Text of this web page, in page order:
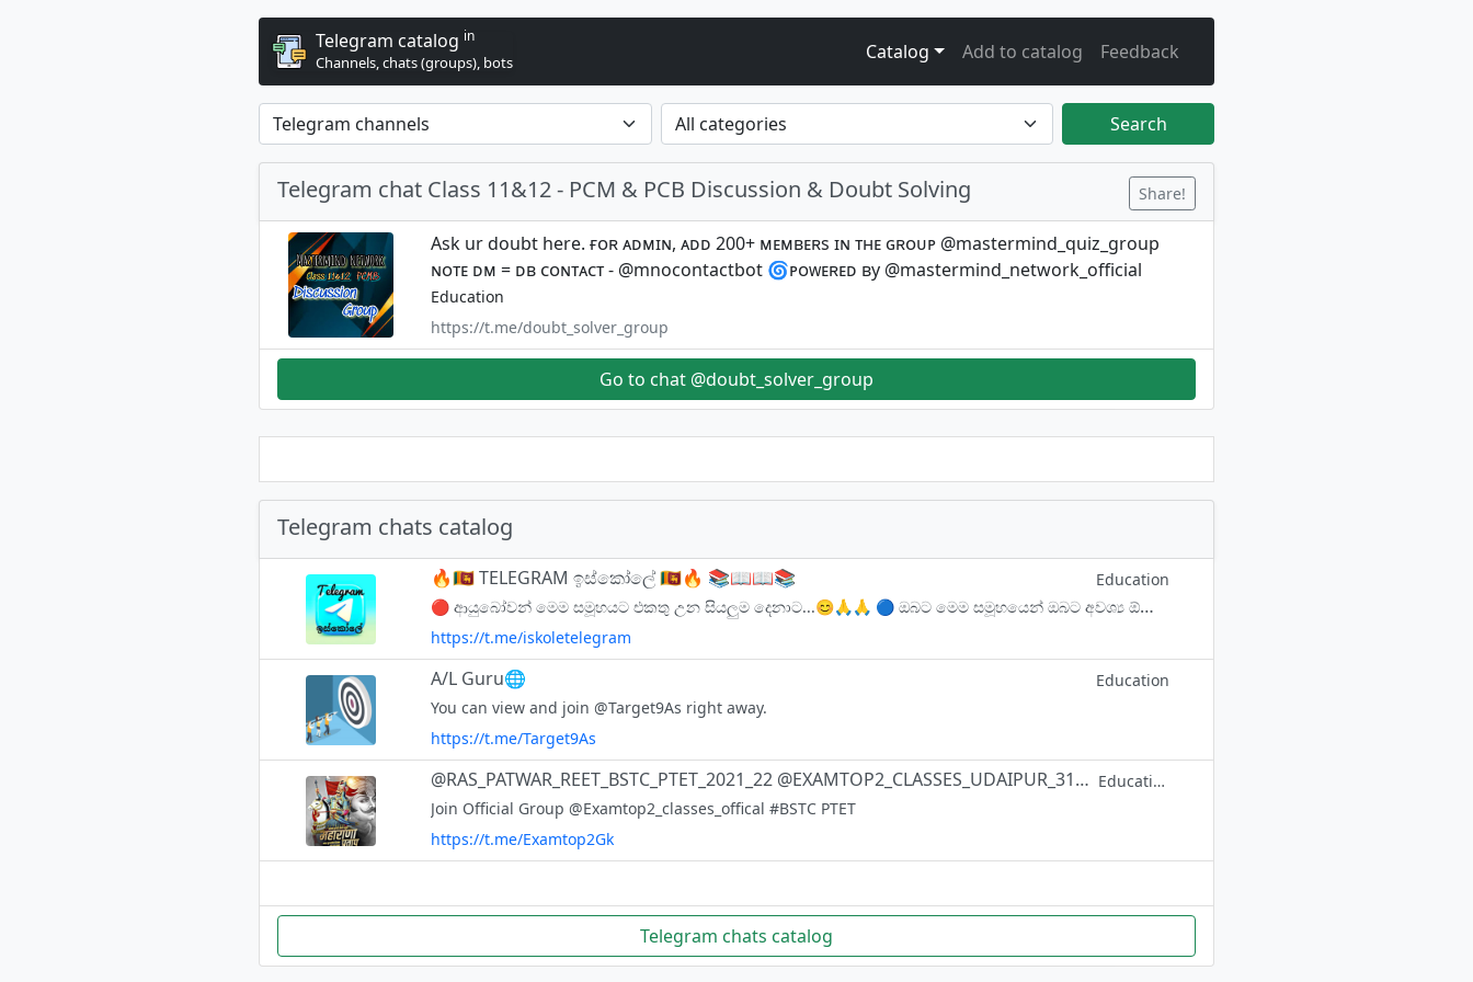
Telegram catalog in
Channels, chats (groups), bots Catalog Add to catalog Feedback
Search
Telegram chat Class 11&12 - PCM & PCB Discussion & Doubt Solving Share!
Ask ur doubt here. ғᴏʀ ᴀᴅᴍɪɴ, ᴀᴅᴅ 200+ ᴍᴇᴍʙᴇʀs ɪɴ ᴛʜᴇ ɢʀᴏᴜᴘ @mastermind_quiz_group
ɴᴏᴛᴇ ᴅᴍ = ᴅʙ ᴄᴏɴᴛᴀᴄᴛ - @mnocontactbot 🌀ᴘᴏᴡᴇʀᴇᴅ ʙy @mastermind_network_official
Education
https://t.me/doubt_solver_group
Go to chat @doubt_solver_group
Telegram chats catalog
🔥🇱🇰 TELEGRAM ඉස්කෝලේ 🇱🇰🔥 📚📖📖📚 Education
🔴 ආයුබෝවන් මෙම සමූහයට එකතු උන සියලුම දෙනාට...😊🙏🙏 🔵 ඔබට මෙම සමූහයෙන් ඔබට අවශ්‍ය ඕනෑම Quiz Rounds ලබා ගත හැක...😎 🔵 අපට මෙම සමූහය දිගටම පවත්වාගෙන යාමට ඔබගේ සියලූම යහලුවන් මෙම සමූහයට සම්බන්ධ කරන්න 🔍 Our Channel - @iskoletelegr
https://t.me/iskoletelegram
A/L Guru🌐
Education
You can view and join @Target9As right away.
https://t.me/Target9As
@RAS_PATWAR_REET_BSTC_PTET_2021_22 @EXAMTOP2_CLASSES_UDAIPUR_313001
Education
Join Official Group @Examtop2_classes_offical #BSTC PTET
https://t.me/Examtop2Gk
Telegram chats catalog